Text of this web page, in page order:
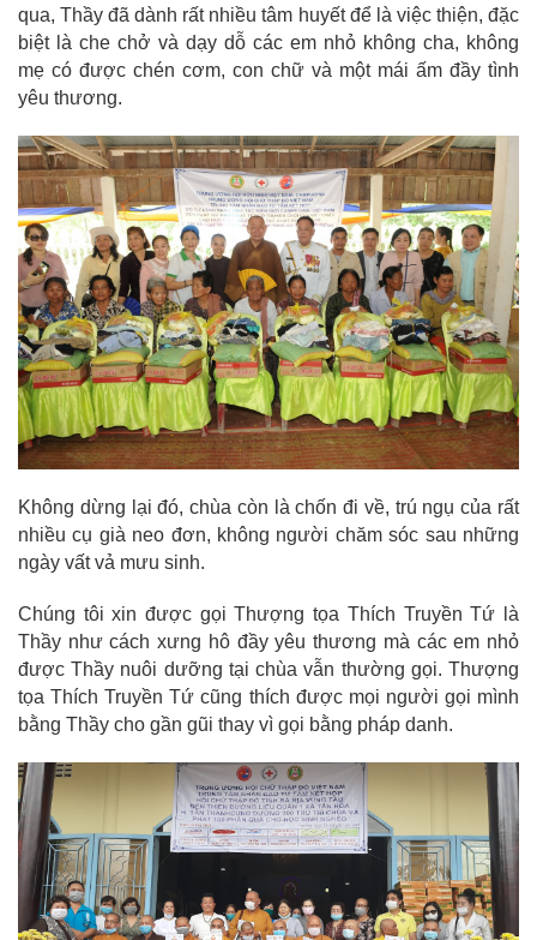
qua, Thầy đã dành rất nhiều tâm huyết để là việc thiện, đặc
biệt là che chở và dạy dỗ các em nhỏ không cha, không
mẹ có được chén cơm, con chữ và một mái ấm đầy tình
yêu thương.
Không dừng lại đó, chùa còn là chốn đi về, trú ngụ của rất
nhiều cụ già neo đơn, không người chăm sóc sau những
ngày vất vả mưu sinh.
Chúng tôi xin được gọi Thượng tọa Thích Truyền Tứ là
Thầy như cách xưng hô đầy yêu thương mà các em nhỏ
được Thầy nuôi dưỡng tại chùa vẫn thường gọi. Thượng
tọa Thích Truyền Tứ cũng thích được mọi người gọi mình
bằng Thầy cho gần gũi thay vì gọi bằng pháp danh.